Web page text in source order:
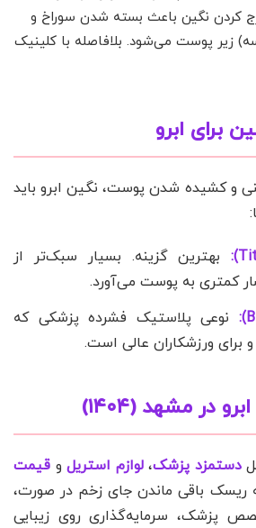
کردن نگین باعث بسته شدن سوراخ و
پوست می‌شود. بلافاصله با کلینیک
برای ابرو
و کشیده شدن پوست، نگین ابرو باید
بهترین گزینه. بسیار سبک‌تر از
کمتری به پوست می‌آورد.
نوعی پلاستیک فشرده پزشکی که
برای ورزشکاران عالی است.
در مشهد (۱۴۰۴)
دستمزد پزشک،لوازم استریلو قیمت
ریسک باقی ماندن جای زخم در صورت،
پزشک، سرمایه‌گذاری روی زیبایی